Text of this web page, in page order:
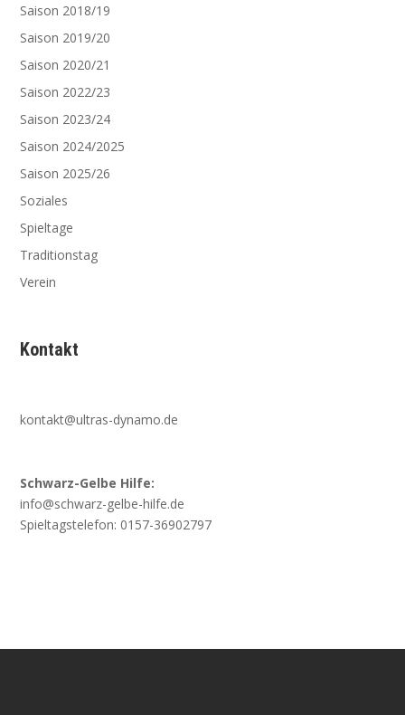
Saison 2018/19
Saison 2019/20
Saison 2020/21
Saison 2022/23
Saison 2023/24
Saison 2024/2025
Saison 2025/26
Soziales
Spieltage
Traditionstag
Verein
Kontakt
kontakt@ultras-dynamo.de
Schwarz-Gelbe Hilfe:
info@schwarz-gelbe-hilfe.de
Spieltagstelefon: 0157-36902797